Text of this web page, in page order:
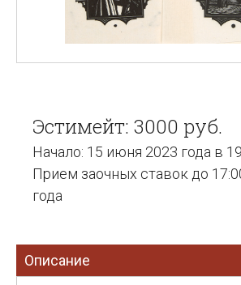
Эстимейт: 3000 руб.
Начало: 15 июня 2023 года в
Прием заочных ставок до
года
Описание